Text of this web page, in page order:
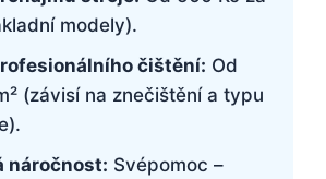
modely).
čištění: Od
(závisí na znečištění a typu
náročnost: Svépomoc –